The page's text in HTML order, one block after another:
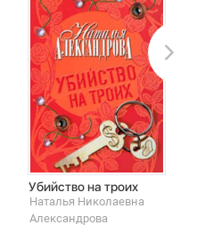
Убийство на троих
Наталья Николаевна
Александрова